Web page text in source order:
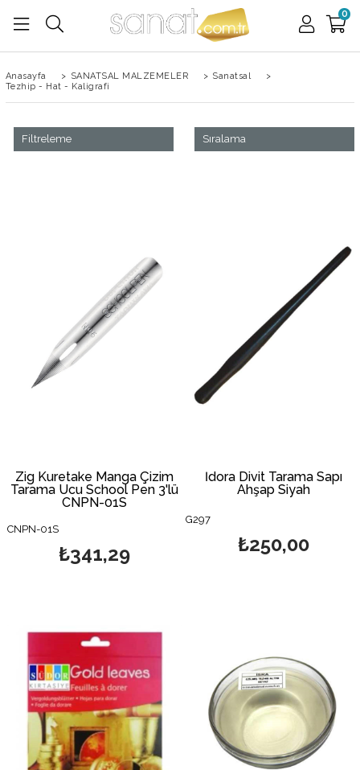
0
Anasayfa > SANATSAL MALZEMELER > Sanatsal
>
Tezhip - Hat - Kaligrafi
Filtreleme Sıralama
Zig Kuretake Manga Çizim
Tarama Ucu School Pen 3'lü
CNPN-01S
CNPN-01S
₺341,29
İdora Divit Tarama Sapı
Ahşap Siyah
G297
₺250,00